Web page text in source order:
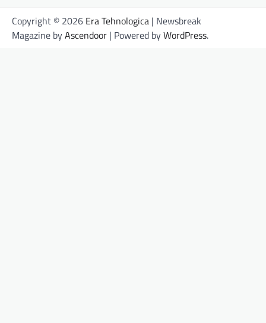
Copyright © 2026 Era Tehnologica | Newsbreak
Magazine byAscendoor | Powered byWordPress.